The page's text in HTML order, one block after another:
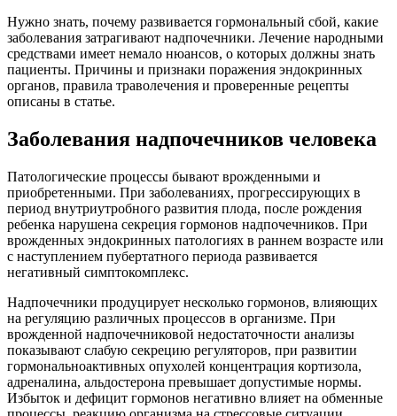
Нужно знать, почему развивается гормональный сбой, какие
заболевания затрагивают надпочечники. Лечение народными
средствами имеет немало нюансов, о которых должны знать
пациенты. Причины и признаки поражения эндокринных
органов, правила траволечения и проверенные рецепты
описаны в статье.
Заболевания надпочечников человека
Патологические процессы бывают врожденными и
приобретенными. При заболеваниях, прогрессирующих в
период внутриутробного развития плода, после рождения
ребенка нарушена секреция гормонов надпочечников. При
врожденных эндокринных патологиях в раннем возрасте или
с наступлением пубертатного периода развивается
негативный симптокомплекс.
Надпочечники продуцирует несколько гормонов, влияющих
на регуляцию различных процессов в организме. При
врожденной надпочечниковой недостаточности анализы
показывают слабую секрецию регуляторов, при развитии
гормональноактивных опухолей концентрация кортизола,
адреналина, альдостерона превышает допустимые нормы.
Избыток и дефицит гормонов негативно влияет на обменные